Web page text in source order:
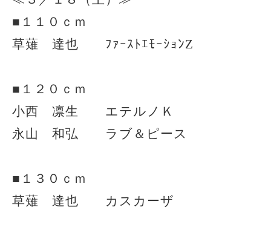
■１１０ｃｍ
草薙 達也 ﾌｧｰｽﾄｴﾓｰｼｮﾝZ
■１２０ｃｍ
小西 凛生 エテルノＫ
永山 和弘 ラブ＆ピース
■１３０ｃｍ
草薙 達也 カスカーザ